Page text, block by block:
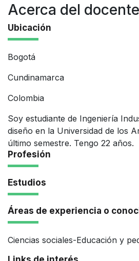
Acerca del docente
Ubicación
Bogotá
Cundinamarca
Colombia
Soy estudiante de Ingeniería
diseño en la Universidad de los
último semestre. Tengo 22 años.
Profesión
Estudios
Áreas de experiencia o
Ciencias sociales-Educación y